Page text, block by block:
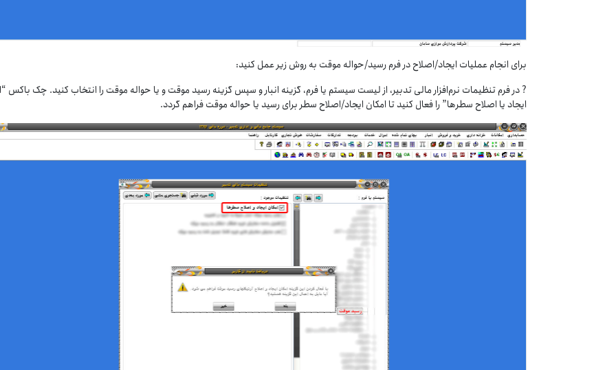
برای انجام عملیات ایجاد/اصلاح در فرم رسید/حواله موقت به روش زیر عمل کنید:
? در فرم تنظیمات نرم‌افزار مالی تدبیر، از لیست سیستم یا فرم، گزینه انبار و سپس گزینه رسید موقت و یا حواله موقت را انتخاب کنید. چک باکس
ایجاد یا اصلاح سطرها” را فعال کنید تا امکان ایجاد/اصلاح سطر برای رسید یا حواله موقت فراهم گردد.